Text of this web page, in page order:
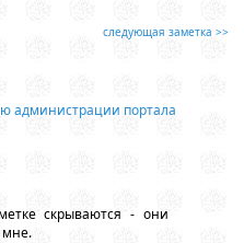
следующая заметка >>
администрации портала
скрываются - они
мне.